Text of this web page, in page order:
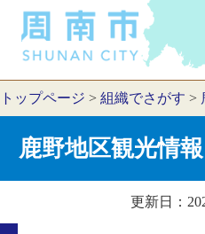
トップページ > 組織でさがす >
鹿野地区観光情報
更新日：